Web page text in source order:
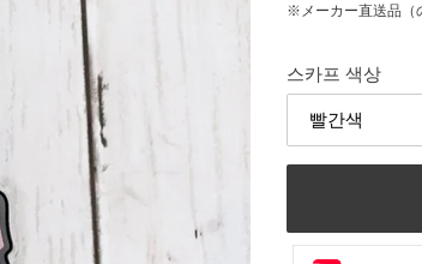
※メーカー直送品（
스카프 색상